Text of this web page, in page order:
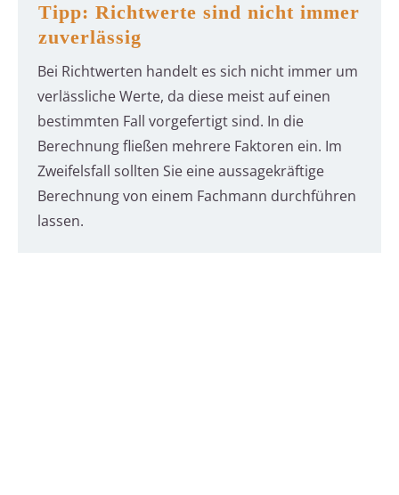
Tipp: Richtwerte sind nicht immer
zuverlässig
Bei Richtwerten handelt es sich nicht immer um
verlässliche Werte, da diese meist auf einen
bestimmten Fall vorgefertigt sind. In die
Berechnung fließen mehrere Faktoren ein. Im
Zweifelsfall sollten Sie eine aussagekräftige
Berechnung von einem Fachmann durchführen
lassen.